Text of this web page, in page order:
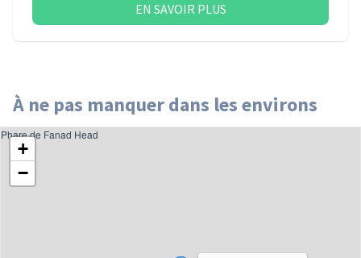
EN SAVOIR PLUS
À ne pas manquer dans les environs
+
−
Phare de Fanad Head